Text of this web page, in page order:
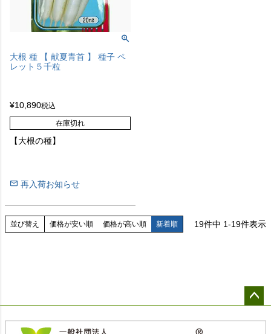
大根 種 【 献夏青首 】 種子 ペ
レット５千粒
¥10,890税込
在庫切れ
【大根の種】
再入荷お知らせ
並び替え 価格が安い順 価格が高い順 新着順 19件中 1-19件表示